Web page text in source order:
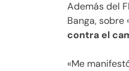
Además del
Banga,
contra el
«Me